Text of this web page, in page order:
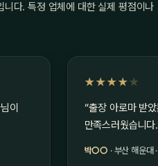
니다. 특정 업체에 대한 실제 평점이나
이
★★★★ ★
“출장 아로마 받
만족스러웠습니다
박○○ · 부산 해운대